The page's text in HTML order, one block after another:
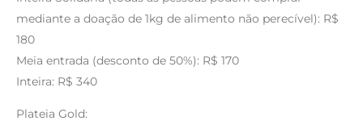
mediante a doação de 1kg de alimento não perecível): R$
180
Meia entrada (desconto de 50%): R$ 170
Inteira: R$ 340
Plateia Gold: